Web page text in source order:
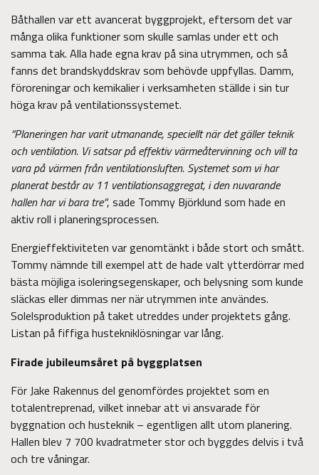
Båthallen var ett avancerat byggprojekt, eftersom det var
många olika funktioner som skulle samlas under ett och
samma tak. Alla hade egna krav på sina utrymmen, och så
fanns det brandskyddskrav som behövde uppfyllas. Damm,
föroreningar och kemikalier i verksamheten ställde i sin tur
höga krav på ventilationssystemet.
“Planeringen har varit utmanande, speciellt när det gäller teknik
och ventilation. Vi satsar på effektiv värmeåtervinning och vill ta
vara på värmen från ventilationsluften. Systemet som vi har
planerat består av 11 ventilationsaggregat, i den nuvarande
hallen har vi bara tre”, sade Tommy Björklund som hade en
aktiv roll i planeringsprocessen.
Energieffektiviteten var genomtänkt i både stort och smått.
Tommy nämnde till exempel att de hade valt ytterdörrar med
bästa möjliga isoleringsegenskaper, och belysning som kunde
släckas eller dimmas ner när utrymmen inte användes.
Solelsproduktion på taket utreddes under projektets gång.
Listan på fiffiga hustekniklösningar var lång.
Firade jubileumsåret på byggplatsen
För Jake Rakennus del genomfördes projektet som en
totalentreprenad, vilket innebar att vi ansvarade för
byggnation och husteknik – egentligen allt utom planering.
Hallen blev 7 700 kvadratmeter stor och byggdes delvis i två
och tre våningar.